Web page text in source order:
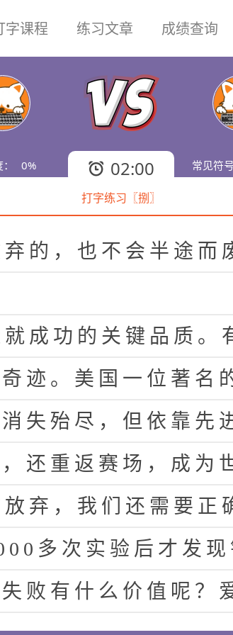
字课程 练习文章 成绩查询
02:00
0% 常见符
打字练习〖捌〗
弃 的 ， 也 不 会 半 途 而
就 成 功 的 关 键 品 质 。
奇 迹 。 美 国 一 位 著 名
消 失 殆 尽 ， 但 依 靠 先
， 还 重 返 赛 场 ， 成 为
放 弃 ， 我 们 还 需 要 正
0 0 多 次 实 验 后 才 发 现
失 败 有 什 么 价 值 呢 ？